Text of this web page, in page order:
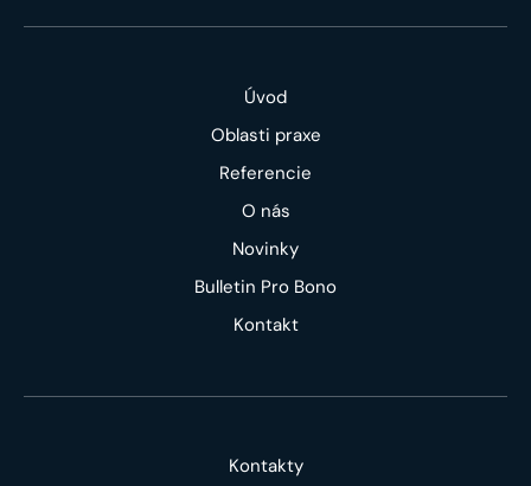
Úvod
Oblasti praxe
Referencie
O nás
Novinky
Bulletin Pro Bono
Kontakt
Kontakty